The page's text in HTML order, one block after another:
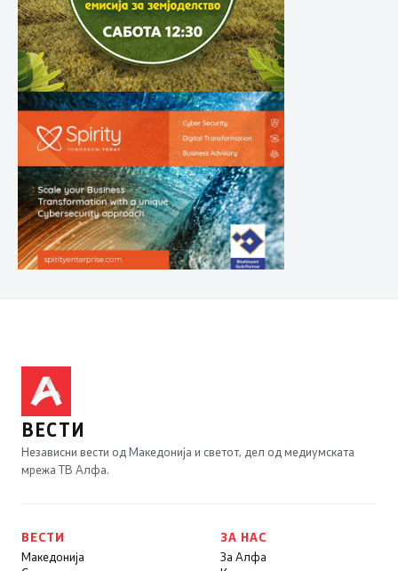
ВЕСТИ
Независни вести од Македонија и светот, дел од медиумската
мрежа ТВ Алфа.
ВЕСТИ
Македонија
ЗА НАС
За Алфа